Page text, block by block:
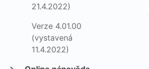
21.4.2022)
Verze 4.01.00
(vystavená
11.4.2022)